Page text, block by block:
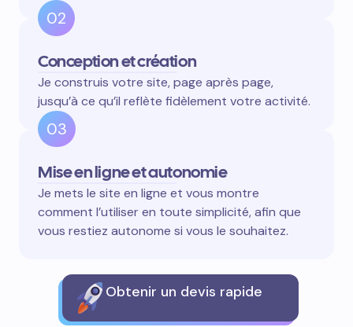
02
Conception et création
Je construis votre site, page après page,
jusqu’à ce qu’il reflète fidèlement votre activité.
03
Mise en ligne et autonomie
Je mets le site en ligne et vous montre
comment l’utiliser en toute simplicité, afin que
vous restiez autonome si vous le souhaitez.
Obtenir un devis rapide